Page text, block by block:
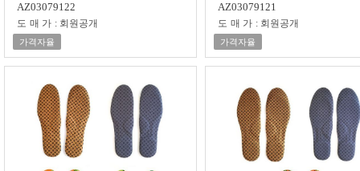
AZ03079122
도매가 : 회원공개
가격자율
AZ03079121
도매가 : 회원공개
가격자율